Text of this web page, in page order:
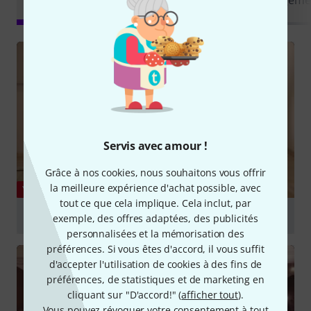
Servis avec amour !
Grâce à nos cookies, nous souhaitons vous offrir
la meilleure expérience d'achat possible, avec
tout ce que cela implique. Cela inclut, par
exemple, des offres adaptées, des publicités
personnalisées et la mémorisation des
préférences. Si vous êtes d'accord, il vous suffit
d'accepter l'utilisation de cookies à des fins de
préférences, de statistiques et de marketing en
cliquant sur "D'accord!" (afficher tout).
YOUTUBE
LD Systems Curv 500 im Test